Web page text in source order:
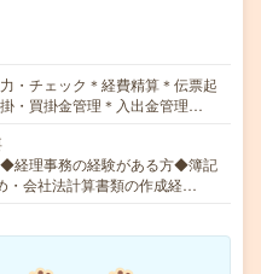
・チェック＊経費精算＊伝票起
・買掛金管理＊入出金管理…
経理事務の経験がある方◆簿記
・会社法計算書類の作成経…